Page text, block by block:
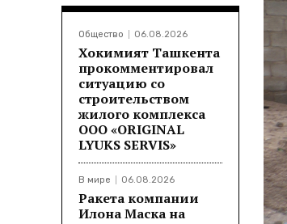
Общество 06.08.2026
Хокимият Ташкента
прокомментировал
ситуацию со
строительством
жилого комплекса
ООО «ORIGINAL
LYUKS SERVIS»
В мире 06.08.2026
Ракета компании
Илона Маска на